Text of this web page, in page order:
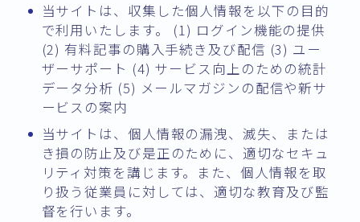
当サイトは、収集した個人情報を以下の目的
で利用いたします。 (1) ログイン機能の提供
(2) 有料記事の購入手続き及び配信 (3) ユー
ザーサポート (4) サービス向上のための統計
データ分析 (5) メールマガジンの配信や新サ
ービスの案内
当サイトは、個人情報の漏洩、滅失、または
き損の防止及び是正のために、適切なセキュ
リティ対策を講じます。また、個人情報を取
り扱う従業員に対しては、適切な教育及び監
督を行います。